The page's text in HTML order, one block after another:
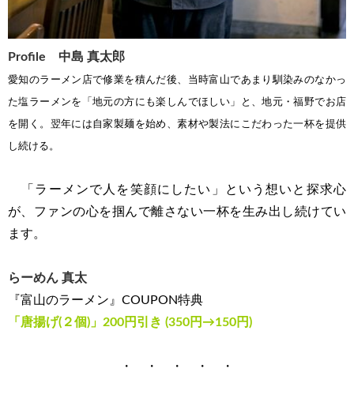
Profile 中島 真太郎
愛知のラーメン店で修業を積んだ後、当時富山であまり馴染みのなかっ
た塩ラーメンを「地元の方にも楽しんでほしい」と、地元・福野でお店
を開く。翌年には自家製麺を始め、素材や製法にこだわった一杯を提供
し続ける。
「ラーメンで人を笑顔にしたい」という想いと探求心
が、ファンの心を掴んで離さない一杯を生み出し続けてい
ます。
らーめん 真太
『富山のラーメン』COUPON特典
「唐揚げ(２個)」200円引き (350円→150円)
・ ・ ・ ・ ・